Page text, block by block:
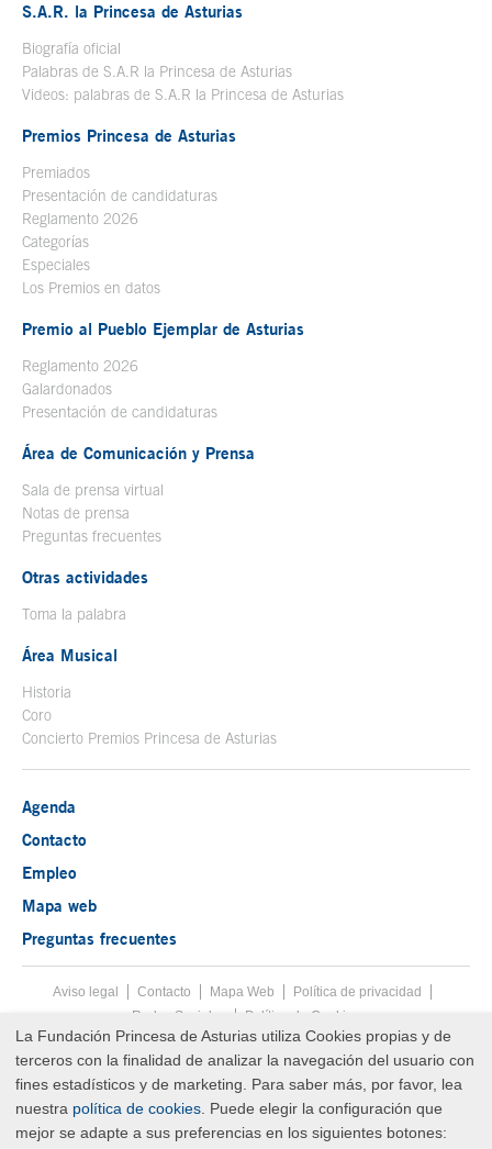
S.A.R. la Princesa de Asturias
Biografía oficial
Palabras de S.A.R la Princesa de Asturias
Videos: palabras de S.A.R la Princesa de Asturias
Premios Princesa de Asturias
Premiados
Presentación de candidaturas
Reglamento 2026
Categorías
Especiales
Los Premios en datos
Premio al Pueblo Ejemplar de Asturias
Reglamento 2026
Galardonados
Presentación de candidaturas
Área de Comunicación y Prensa
Sala de prensa virtual
Notas de prensa
Preguntas frecuentes
Otras actividades
Toma la palabra
Área Musical
Historia
Coro
Concierto Premios Princesa de Asturias
Agenda
Contacto
Empleo
Mapa web
Preguntas frecuentes
Menú pie
Aviso legal Tecla de acceso 8
Contacto Mapa Web
Política de privacidad
Redes Sociales
Política de Cookies
Fin menú pie
© Copyright Sun Aug 09 07:01:08 UTC 2026 Fundación Princesa de
Asturias
La Fundación Princesa de Asturias utiliza Cookies propias y de
terceros con la finalidad de analizar la navegación del usuario con
fines estadísticos y de marketing. Para saber más, por favor, lea
nuestra política de cookies . Puede elegir la configuración que
mejor se adapte a sus preferencias en los siguientes botones: